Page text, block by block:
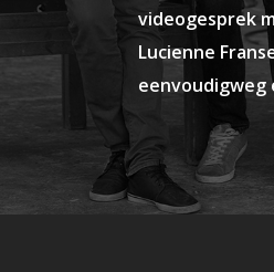
videogesprek
Lucienne
eenvoudigweg